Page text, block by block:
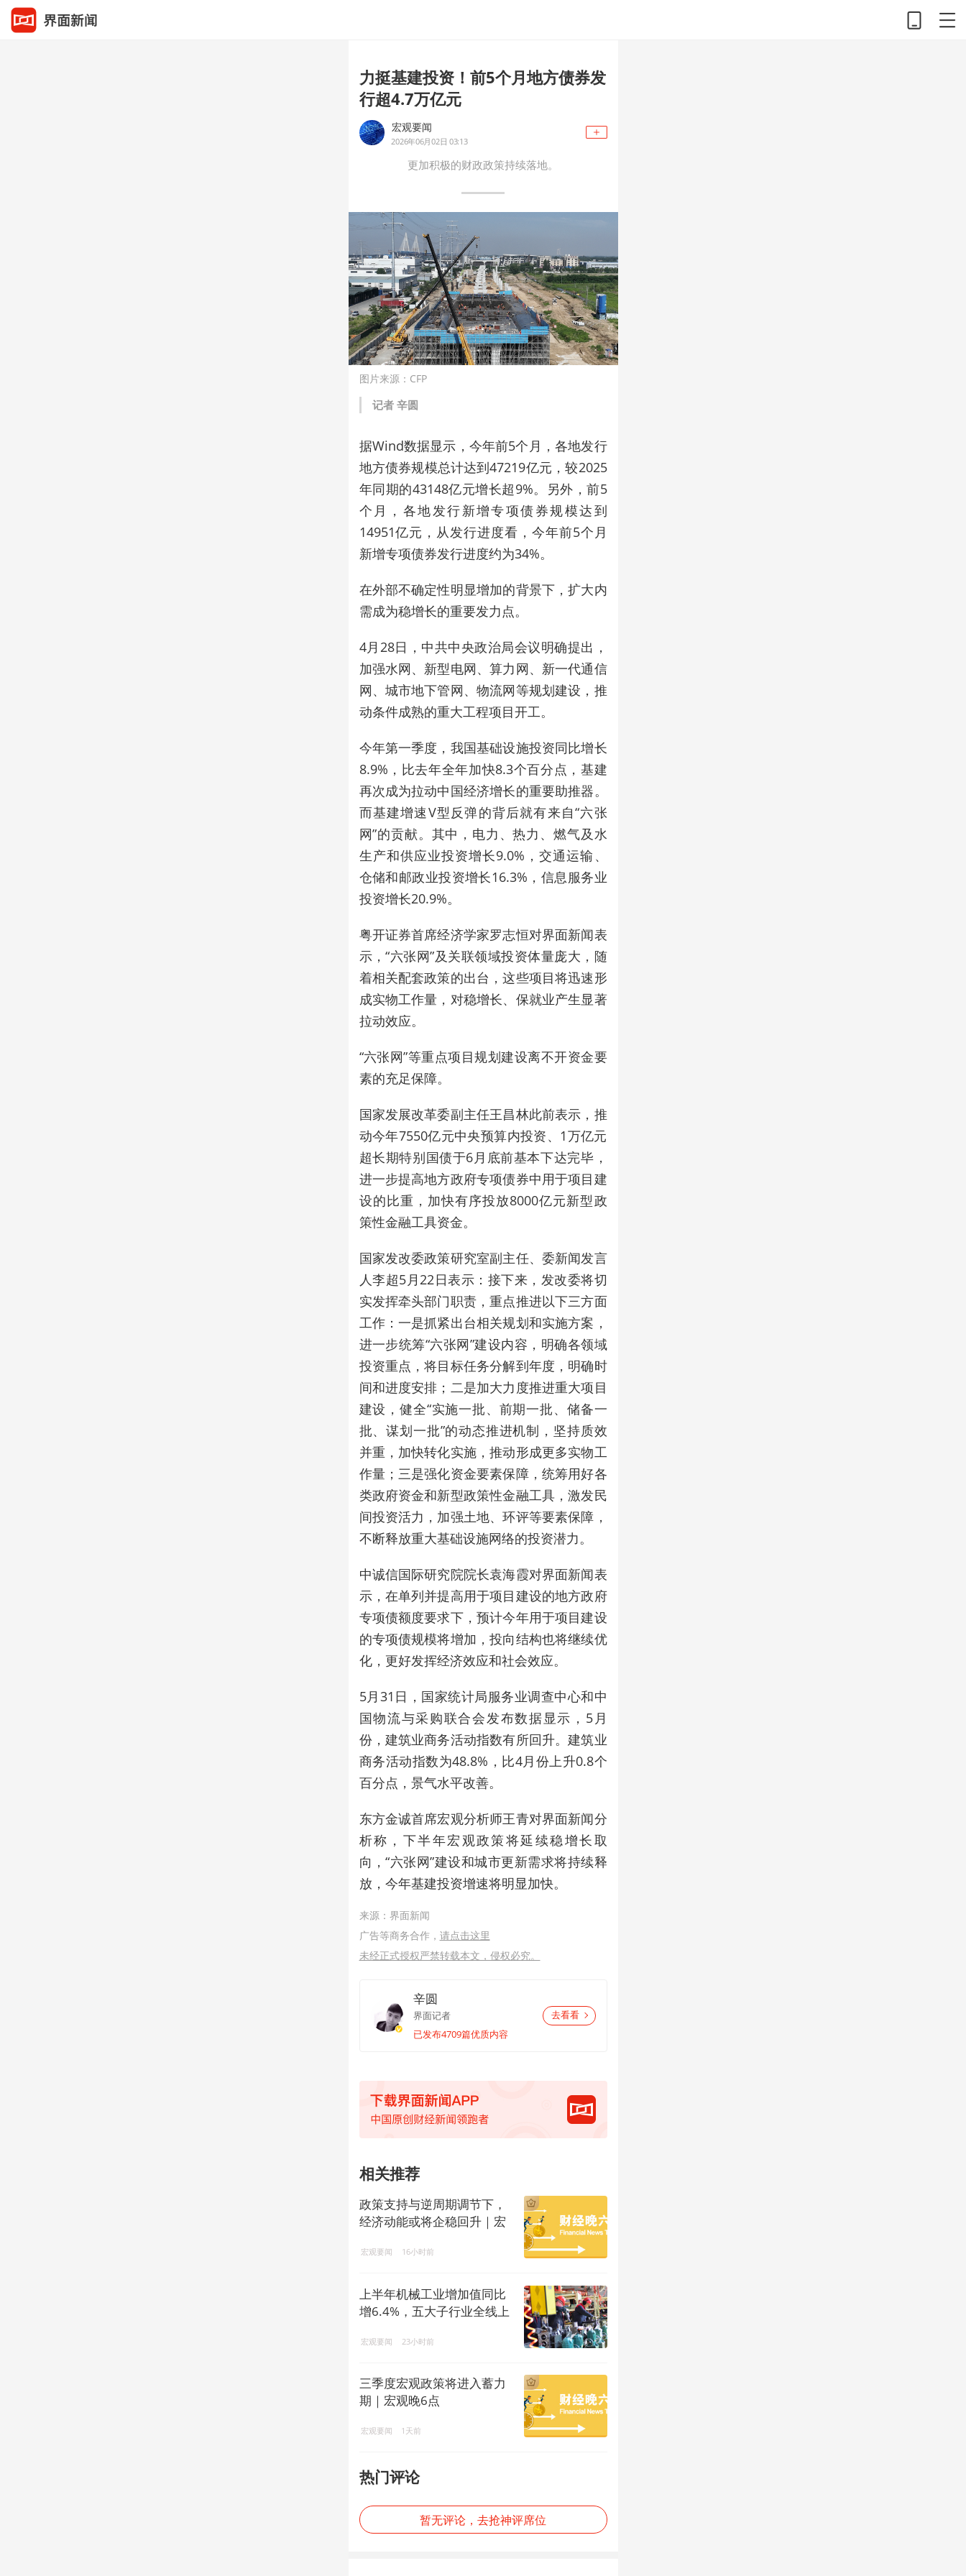
力挺基建投资！前5个月地方债券发
行超4.7万亿元
宏观要闻
2026年06月02日 03:13
更加积极的财政政策持续落地。
图片来源：CFP
记者 辛圆
据Wind数据显示，今年前5个月，各地发行
地方债券规模总计达到47219亿元，较2025
年同期的43148亿元增长超9%。另外，前5
个月，各地发行新增专项债券规模达到
14951亿元，从发行进度看，今年前5个月
新增专项债券发行进度约为34%。
在外部不确定性明显增加的背景下，扩大内
需成为稳增长的重要发力点。
4月28日，中共中央政治局会议明确提出，
加强水网、新型电网、算力网、新一代通信
网、城市地下管网、物流网等规划建设，推
动条件成熟的重大工程项目开工。
今年第一季度，我国基础设施投资同比增长
8.9%，比去年全年加快8.3个百分点，基建
再次成为拉动中国经济增长的重要助推器。
而基建增速V型反弹的背后就有来自“六张
网”的贡献。其中，电力、热力、燃气及水
生产和供应业投资增长9.0%，交通运输、
仓储和邮政业投资增长16.3%，信息服务业
投资增长20.9%。
粤开证券首席经济学家罗志恒对界面新闻表
示，“六张网”及关联领域投资体量庞大，随
着相关配套政策的出台，这些项目将迅速形
成实物工作量，对稳增长、保就业产生显著
拉动效应。
“六张网”等重点项目规划建设离不开资金要
素的充足保障。
国家发展改革委副主任王昌林此前表示，推
动今年7550亿元中央预算内投资、1万亿元
超长期特别国债于6月底前基本下达完毕，
进一步提高地方政府专项债券中用于项目建
设的比重，加快有序投放8000亿元新型政
策性金融工具资金。
国家发改委政策研究室副主任、委新闻发言
人李超5月22日表示：接下来，发改委将切
实发挥牵头部门职责，重点推进以下三方面
工作：一是抓紧出台相关规划和实施方案，
进一步统筹“六张网”建设内容，明确各领域
投资重点，将目标任务分解到年度，明确时
间和进度安排；二是加大力度推进重大项目
建设，健全“实施一批、前期一批、储备一
批、谋划一批”的动态推进机制，坚持质效
并重，加快转化实施，推动形成更多实物工
作量；三是强化资金要素保障，统筹用好各
类政府资金和新型政策性金融工具，激发民
间投资活力，加强土地、环评等要素保障，
不断释放重大基础设施网络的投资潜力。
中诚信国际研究院院长袁海霞对界面新闻表
示，在单列并提高用于项目建设的地方政府
专项债额度要求下，预计今年用于项目建设
的专项债规模将增加，投向结构也将继续优
化，更好发挥经济效应和社会效应。
5月31日，国家统计局服务业调查中心和中
国物流与采购联合会发布数据显示，5月
份，建筑业商务活动指数有所回升。建筑业
商务活动指数为48.8%，比4月份上升0.8个
百分点，景气水平改善。
东方金诚首席宏观分析师王青对界面新闻分
析称，下半年宏观政策将延续稳增长取
向，“六张网”建设和城市更新需求将持续释
放，今年基建投资增速将明显加快。
来源：界面新闻
广告等商务合作， 请点击这里
未经正式授权严禁转载本文，侵权必究。
辛圆
界面记者
已发布4709篇优质内容
去看看
相关推荐
政策支持与逆周期调节下，
经济动能或将企稳回升｜宏
宏观要闻 16小时前
上半年机械工业增加值同比
增6.4%，五大子行业全线上
宏观要闻 23小时前
三季度宏观政策将进入蓄力
期｜宏观晚6点
宏观要闻 1天前
热门评论
暂无评论，去抢神评席位